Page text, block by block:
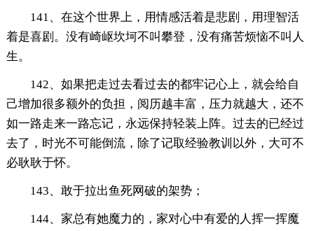
141、在这个世界上，用情感活着是悲剧，用理智活
着是喜剧。没有崎岖坎坷不叫攀登，没有痛苦烦恼不叫人
生。
142、如果把走过去看过去的都牢记心上，就会给自
己增加很多额外的负担，阅历越丰富，压力就越大，还不
如一路走来一路忘记，永远保持轻装上阵。过去的已经过
去了，时光不可能倒流，除了记取经验教训以外，大可不
必耿耿于怀。
143、敢于拉出鱼死网破的架势；
144、家总有她魔力的，家对心中有爱的人挥一挥魔